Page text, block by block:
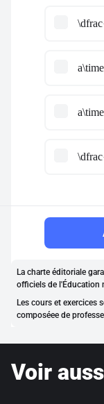
La charte éditoriale
officiels de l'Éducation
Les cours et exercices
composéee de
Voir